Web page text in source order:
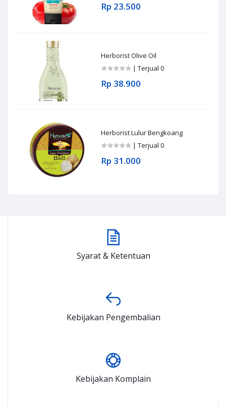
Rp 23.500
Herborist Olive Oil
| Terjual 0
Rp 38.900
Herborist Lulur Bengkoang
| Terjual 0
Rp 31.000
Syarat & Ketentuan
Kebijakan Pengembalian
Kebijakan Komplain